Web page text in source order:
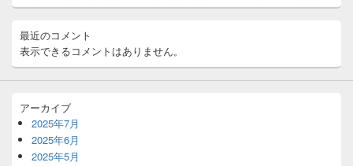
最近のコメント
表示できるコメントはありません。
アーカイブ
2025年7月
2025年6月
2025年5月